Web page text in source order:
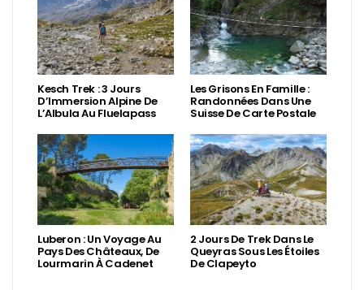
Kesch Trek : 3 Jours
D’Immersion Alpine De
L’Albula Au Fluelapass
Les Grisons En Famille :
Randonnées Dans Une
Suisse De Carte Postale
Luberon : Un Voyage Au
Pays Des Châteaux, De
Lourmarin À Cadenet
2 Jours De Trek Dans Le
Queyras Sous Les Étoiles
De Clapeyto